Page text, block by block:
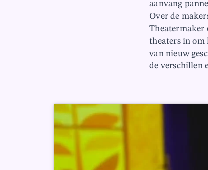
aanvang
Over de
Theatermaker
theaters in om
van nieuw
de verschillen